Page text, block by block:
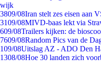
wijk
3809/08Iran stelt zes eisen aan
3109/08MIVD-baas lekt via
609/08Trailers kijken: de
7609/08Random Pics van de
109/08Uitslag AZ - ADO Den
1308/08Hoe 30 landen zich